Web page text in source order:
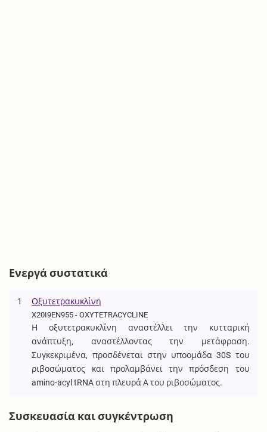
Ενεργά συστατικά
1 Οξυτετρακυκλίνη
X20I9EN955 - OXYTETRACYCLINE
Η οξυτετρακυκλίνη αναστέλλει την κυτταρική
ανάπτυξη, αναστέλλοντας την μετάφραση.
Συγκεκριμένα, προσδένεται στην υποομάδα 30S του
ριβοσώματος και προλαμβάνει την πρόσδεση του
amino-acyl tRNA στη πλευρά Α του ριβοσώματος.
Συσκευασία και συγκέντρωση